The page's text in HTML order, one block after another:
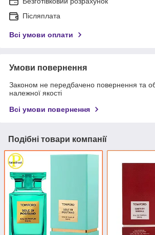
Післяплата
Всі умови оплати
Умови повернення
Законом не передбачено повернення та
належної якості
Всі умови повернення
Подібні товари компанії